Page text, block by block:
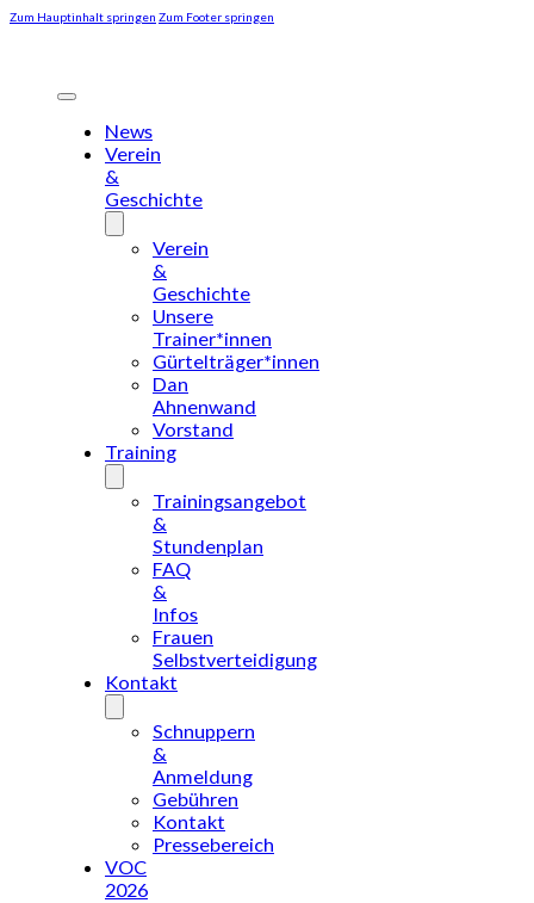
Zum Hauptinhalt springen Zum Footer springen
News
Verein
&
Geschichte
Verein
&
Geschichte
Unsere
Trainer*innen
Gürtelträger*innen
Dan
Ahnenwand
Vorstand
Training
Trainingsangebot
&
Stundenplan
FAQ
&
Infos
Frauen
Selbstverteidigung
Kontakt
Schnuppern
&
Anmeldung
Gebühren
Kontakt
Pressebereich
VOC
2026